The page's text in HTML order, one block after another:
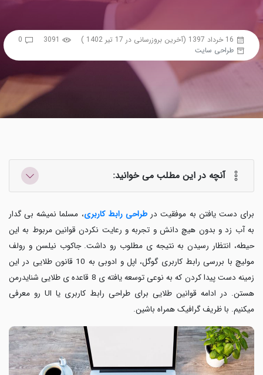
16 خرداد 1397 (آخرین بروزرسانی در 17 تیر 1402 ) 3091
0
طراحی سایت
آنچه در این مطلب می خوانید:
برای دست یافتن به موفقیت در طراحی رابط کاربری، مسلما نمیشه بی گدار
به آب زد و بدون هیچ دانش و تجربه و رعایت نکردن قوانین مربوط به این
حیطه، انتظار رسیدن به نتیجه ی مطلوب رو داشت. جاکوب نیلسن و رولف
مولیچ با بررسی رابط کاربری گوگل، اپل و ادوبی به 10 قانون طلایی در این
زمینه دست پیدا کردن که به نوعی توسعه یافته ی 8 قاعده ی طلایی شنایدرمن
هستن. در ادامه قوانین طلایی برای طراحی رابط کاربری یا UI رو معرفی
میکنیم. با ظریف گرافیک همراه باشین.